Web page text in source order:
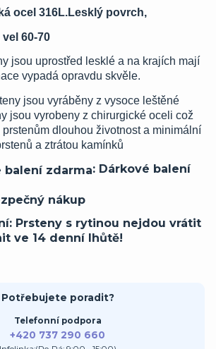
ocel 316L.Lesklý povrch,
60-70
jsou uprostřed lesklé a na krajích mají
vypadá opravdu skvěle.
jsou vyráběny z vysoce leštěné
jsou vyrobeny z chirurgické oceli což
dlouhou životnost a minimální
a ztrátou kamínků
: Dárkové balení
Prsteny s rytinou nejdou vrátit
ve 14 denní lhůtě!
Potřebujete poradit?
Telefonní podpora
+420 737 290 660